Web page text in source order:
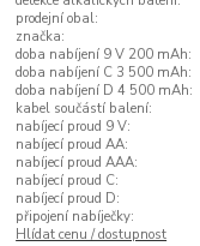
prodejní obal:
značka:
doba nabíjení 9 V 200 mAh:
doba nabíjení C 3 500 mAh:
doba nabíjení D 4 500 mAh:
kabel součástí balení:
nabíjecí proud 9 V:
nabíjecí proud AA:
nabíjecí proud AAA:
nabíjecí proud C:
nabíjecí proud D:
připojení nabíječky:
Hlídat cenu / dostupnost